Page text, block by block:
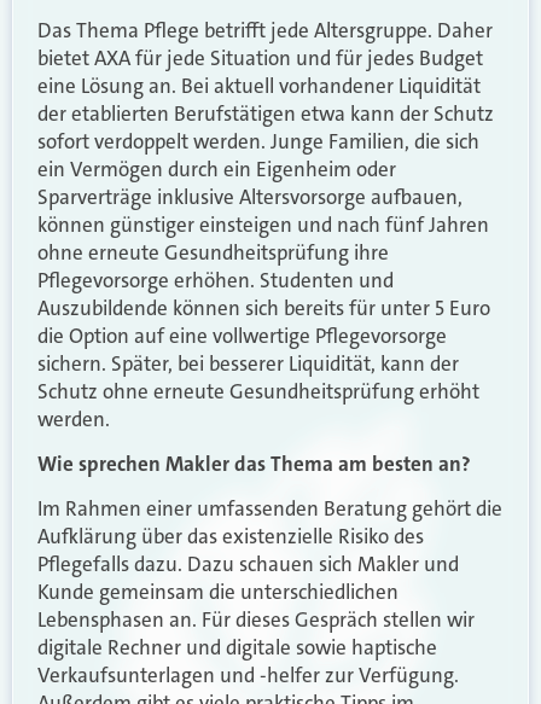
Das Thema Pflege betrifft jede Altersgruppe. Daher
bietet AXA für jede Situation und für jedes Budget
eine Lösung an. Bei aktuell vorhandener Liquidität
der etablierten Berufstätigen etwa kann der Schutz
sofort verdoppelt werden. Junge Familien, die sich
ein Vermögen durch ein Eigenheim oder
Sparverträge inklusive Altersvorsorge aufbauen,
können günstiger einsteigen und nach fünf Jahren
ohne erneute Gesundheitsprüfung ihre
Pflegevorsorge erhöhen. Studenten und
Auszubildende können sich bereits für unter 5 Euro
die Option auf eine vollwertige Pflegevorsorge
sichern. Später, bei besserer Liquidität, kann der
Schutz ohne erneute Gesundheitsprüfung erhöht
werden.
Wie sprechen Makler das Thema am besten an?
Im Rahmen einer umfassenden Beratung gehört die
Aufklärung über das existenzielle Risiko des
Pflegefalls dazu. Dazu schauen sich Makler und
Kunde gemeinsam die unterschiedlichen
Lebensphasen an. Für dieses Gespräch stellen wir
digitale Rechner und digitale sowie haptische
Verkaufsunterlagen und -helfer zur Verfügung.